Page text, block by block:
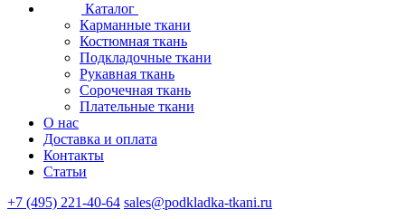
Каталог
Карманные ткани
Костюмная ткань
Подкладочные ткани
Рукавная ткань
Сорочечная ткань
Плательные ткани
О нас
Доставка и оплата
Контакты
Статьи
+7 (495) 221-40-64 sales@podkladka-tkani.ru